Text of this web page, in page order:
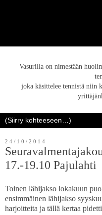
Vasurilla on nimestään
joka käsittelee tennistä niin
24/10/2014
17.-19.10 Pajulahti
Toinen lähijakso lokakuun
ensimmäinen lähijakso
harjoitteita ja tällä kertaa